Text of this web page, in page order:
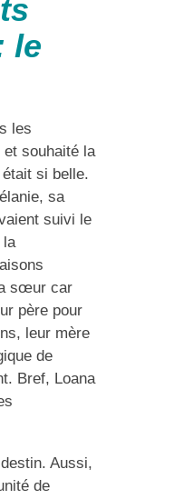
le
les
souhaité la
si belle.
sa
suivi le
la
sœur car
père pour
leur mère
de
Bref, Loana
Aussi,
de